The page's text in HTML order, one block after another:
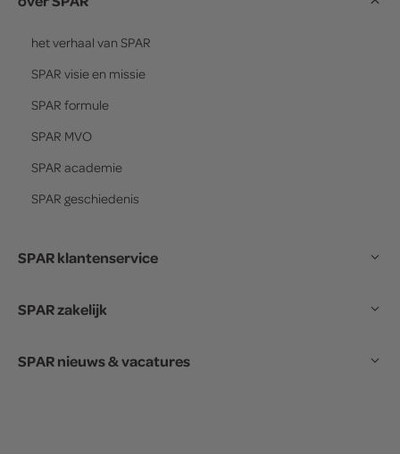
het verhaal van SPAR
SPAR visie en missie
SPAR formule
SPAR MVO
SPAR academie
SPAR geschiedenis
SPAR klantenservice
SPAR zakelijk
SPAR nieuws & vacatures